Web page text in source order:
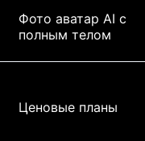
Фото аватар AI с
полным телом
Ценовые планы